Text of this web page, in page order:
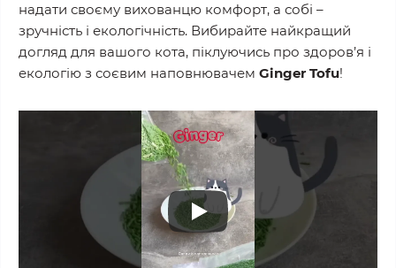
надати своєму вихованцю комфорт, а собі –
зручність і екологічність. Вибирайте найкращий
догляд для вашого кота, піклуючись про здоров’я і
екологію з соєвим наповнювачем Ginger Tofu!